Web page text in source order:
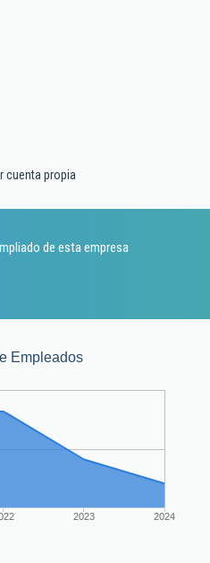
cuenta propia
de esta empresa
Empleados
2023 2024